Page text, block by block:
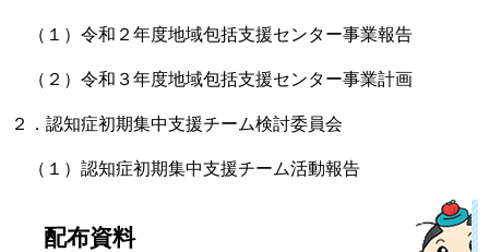
（１）令和２年度地域包括支援センター事業報告
（２）令和３年度地域包括支援センター事業計画
２．認知症初期集中支援チーム検討委員会
（１）認知症初期集中支援チーム活動報告
配布資料